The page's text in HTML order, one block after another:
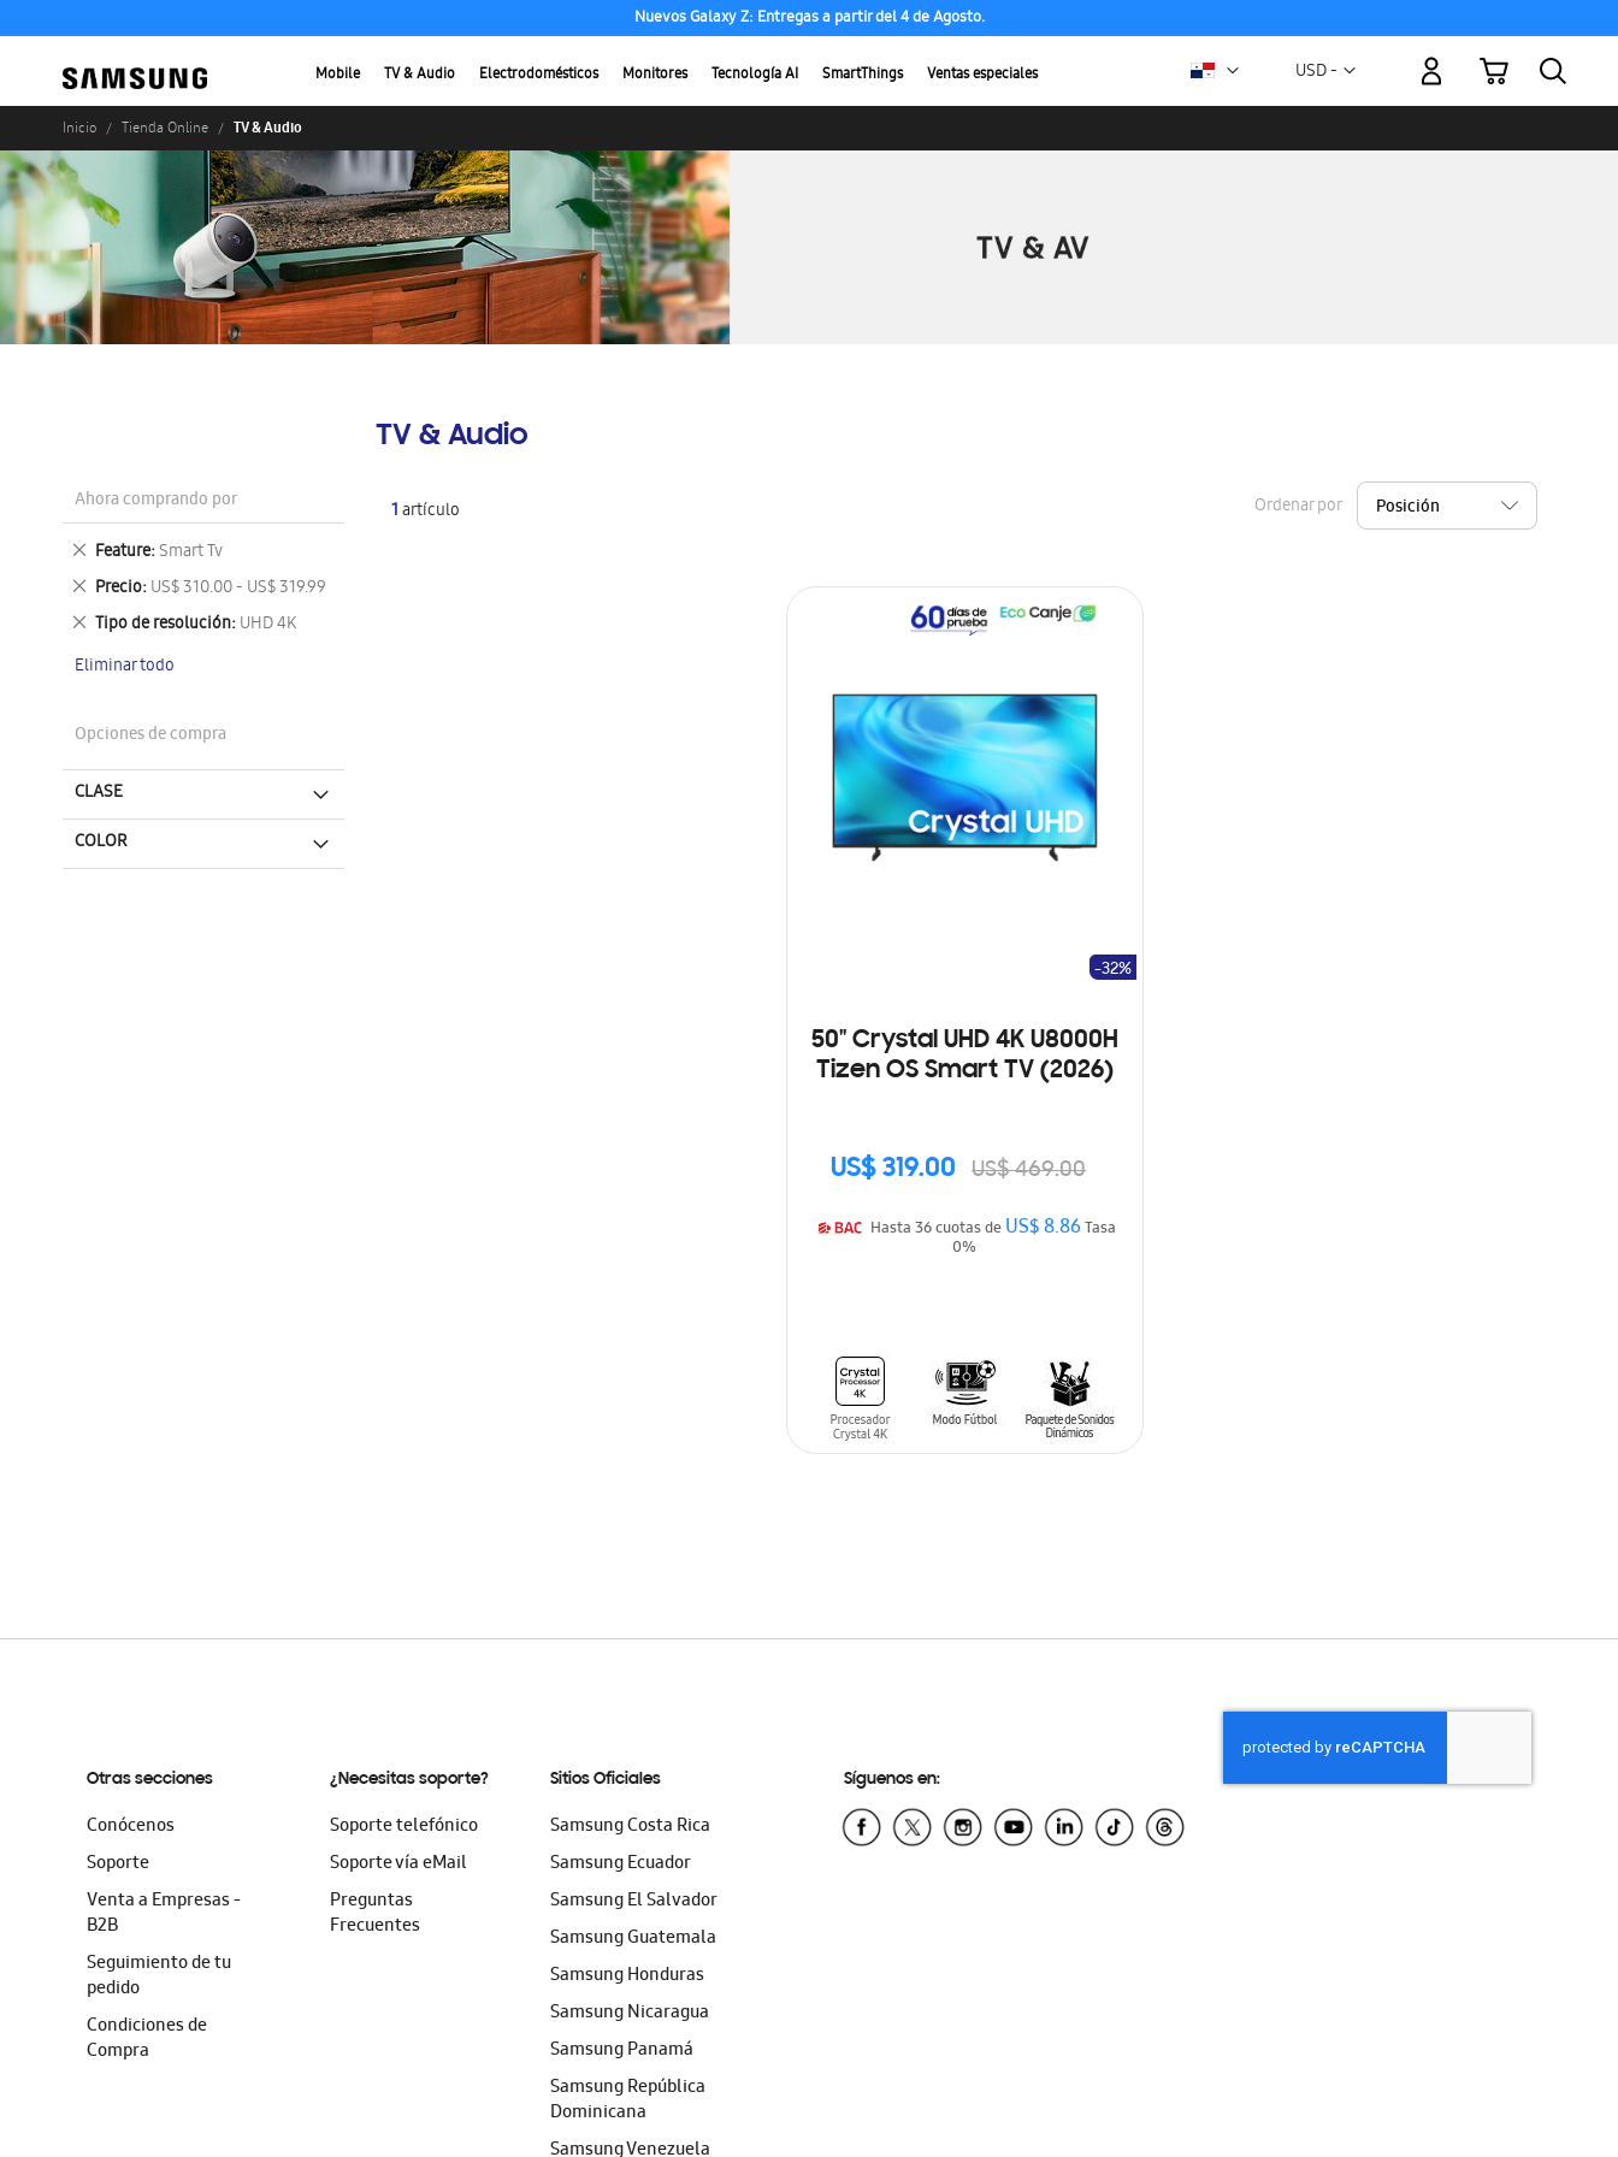
Nuevos Galaxy Z: Entregas a partir del 4 de Agosto.
Mobile TV & Audio Electrodomésticos Monitores Tecnología AI SmartThings Ventas especiales Moneda
USD -
Mi carrito
Inicio Tienda Online TV & Audio
TV & Audio
1artículo Ordenar por
50" Crystal UHD 4K U8000H
Tizen OS Smart TV (2026)
US$ 319.00 US$ 469.00
-32%
Hasta 36 cuotas deUS$ 8.86Tasa
0%
Ahora comprando por
Feature Smart Tv
Eliminar
este
artículo
Precio US$ 310.00 - US$ 319.99
Eliminar
este
artículo
Tipo de resolución UHD 4K
Eliminar
artículo
Eliminar todo
Opciones de compra
CLASE
COLOR
Otras secciones
Conócenos
Soporte
Venta a Empresas -
B2B
Seguimiento de tu
pedido
Condiciones de
Compra
¿Necesitas soporte?
Soporte telefónico
Soporte vía eMail
Preguntas
Frecuentes
Sitios Oficiales
Samsung Costa Rica
Samsung Ecuador
Samsung El Salvador
Samsung Guatemala
Samsung Honduras
Samsung Nicaragua
Samsung Panamá
Samsung República
Dominicana
Samsung Venezuela
Síguenos en: